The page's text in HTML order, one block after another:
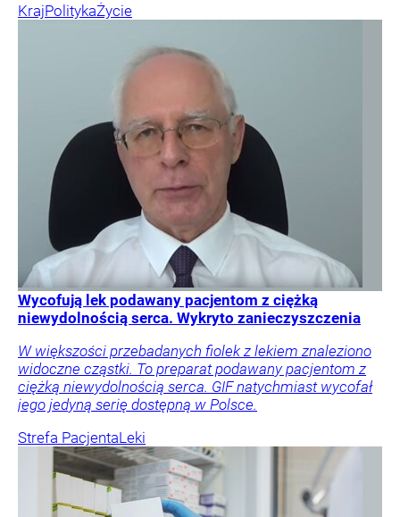
KrajPolitykaŻycie
Wycofują lek podawany pacjentom z ciężką
niewydolnością serca. Wykryto zanieczyszczenia
W większości przebadanych fiolek z lekiem znaleziono
widoczne cząstki. To preparat podawany pacjentom z
ciężką niewydolnością serca. GIF natychmiast wycofał
jego jedyną serię dostępną w Polsce.
Strefa PacjentaLeki